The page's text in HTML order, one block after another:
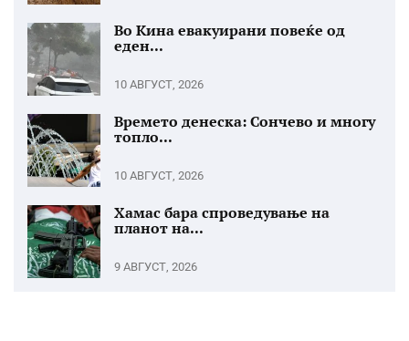
Во Кина евакуирани повеќе од
еден...
10 АВГУСТ, 2026
Времето денеска: Сончево и многу
топло...
10 АВГУСТ, 2026
Хамас бара спроведување на
планот на...
9 АВГУСТ, 2026